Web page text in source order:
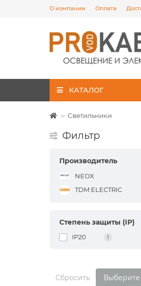
О компании Оплата
КАТАЛОГ
Светильники
Фильтр
Производитель
NEOX
TDM ELECTRIC
Степень защиты (IP)
IP20 1
Сбросить